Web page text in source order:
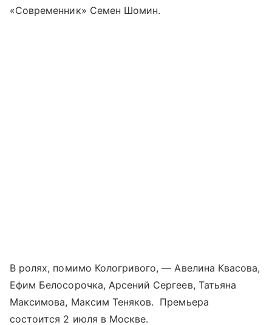
«Современник» Семен Шомин.
В ролях, помимо Кологривого, — Авелина Квасова,
Ефим Белосорочка, Арсений Сергеев, Татьяна
Максимова, Максим Теняков. Премьера
состоится 2 июля в Москве.